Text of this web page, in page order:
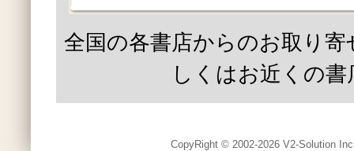
全国の各書店からのお取り
しくはお近くの書
CopyRight © 2002-2026 V2-Solution